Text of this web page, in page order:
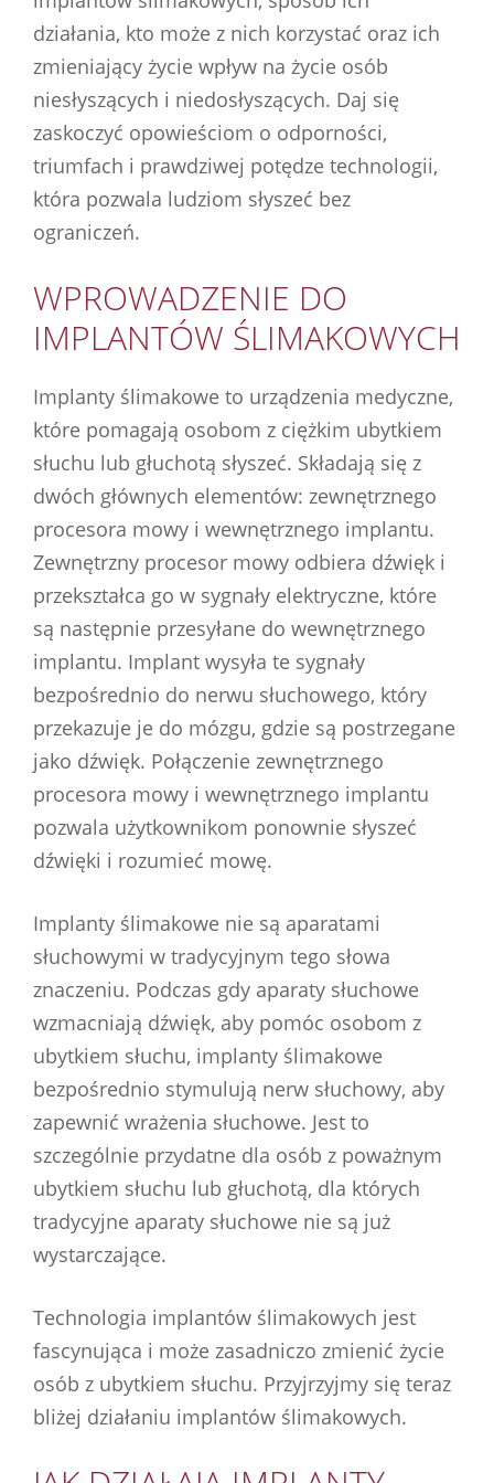
działania, kto może z nich korzystać oraz ich
zmieniający życie wpływ na życie osób
niesłyszących i niedosłyszących. Daj się
zaskoczyć opowieściom o odporności,
triumfach i prawdziwej potędze technologii,
która pozwala ludziom słyszeć bez
ograniczeń.
WPROWADZENIE DO
IMPLANTÓW ŚLIMAKOWYCH
Implanty ślimakowe to urządzenia medyczne,
które pomagają osobom z ciężkim ubytkiem
słuchu lub głuchotą słyszeć. Składają się z
dwóch głównych elementów: zewnętrznego
procesora mowy i wewnętrznego implantu.
Zewnętrzny procesor mowy odbiera dźwięk i
przekształca go w sygnały elektryczne, które
są następnie przesyłane do wewnętrznego
implantu. Implant wysyła te sygnały
bezpośrednio do nerwu słuchowego, który
przekazuje je do mózgu, gdzie są postrzegane
jako dźwięk. Połączenie zewnętrznego
procesora mowy i wewnętrznego implantu
pozwala użytkownikom ponownie słyszeć
dźwięki i rozumieć mowę.
Implanty ślimakowe nie są aparatami
słuchowymi w tradycyjnym tego słowa
znaczeniu. Podczas gdy aparaty słuchowe
wzmacniają dźwięk, aby pomóc osobom z
ubytkiem słuchu, implanty ślimakowe
bezpośrednio stymulują nerw słuchowy, aby
zapewnić wrażenia słuchowe. Jest to
szczególnie przydatne dla osób z poważnym
ubytkiem słuchu lub głuchotą, dla których
tradycyjne aparaty słuchowe nie są już
wystarczające.
Technologia implantów ślimakowych jest
fascynująca i może zasadniczo zmienić życie
osób z ubytkiem słuchu. Przyjrzyjmy się teraz
bliżej działaniu implantów ślimakowych.